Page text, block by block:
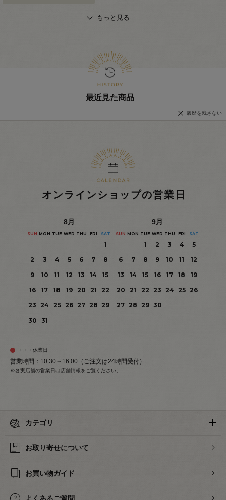
もっと見る
最近見た商品
履歴を残さない
オンラインショップの営業日
8月
SUN MON TUE WED THU FRI SAT
1
2
3 4 5 6 7
8
9
10 11 12 13 14
15
16
17 18 19 20 21
22
23
24 25 26 27 28 29
30
31
9月
SUN MON TUE WED THU FRI SAT
1 2 3 4
5
6
7 8 9 10 11
12
13
14 15 16 17 18
19
20
21 22 23 24 25
26
27 28 29 30
・・・休業日
営業時間：10:30～16:00（ご注文は24時間受付）
※各実店舗の営業日は 店舗情報をご覧ください。
カテゴリ
お取り寄せについて
お買い物ガイド
よくあるご質問